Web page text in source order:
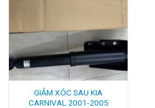
GIẢM XÓC SAU KIA
CARNIVAL 2001-2005